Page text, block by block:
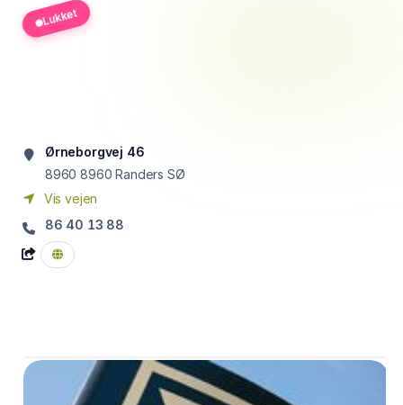
Lukket
Ørneborgvej 46
8960 8960 Randers SØ
Vis vejen
86 40 13 88